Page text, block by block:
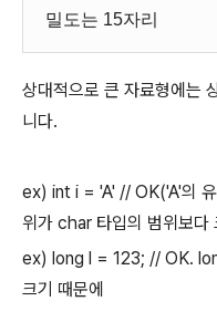
밀도는 15자리
상대적으로 큰 자료형에는
니다.
ex) int i = 'A' // OK('A'의
위가 char 타입의 범위보다
ex) long l = 123; // OK.
크기 때문에